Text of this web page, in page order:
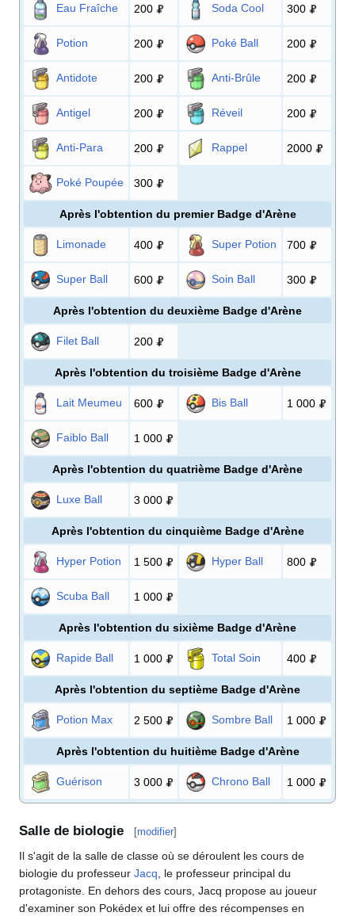
Eau Fraîche 200 Soda Cool 300
Potion 200 Poké Ball 200
Antidote 200 Anti-Brûle 200
Antigel 200 Réveil 200
Anti-Para 200 Rappel 2000
Poké Poupée 300
Après l'obtention du premier Badge d'Arène
Limonade 400 Super Potion 700
Super Ball 600 Soin Ball 300
Après l'obtention du deuxième Badge d'Arène
Filet Ball 200
Après l'obtention du troisième Badge d'Arène
Lait Meumeu 600 Bis Ball 1 000
Faiblo Ball 1 000
Après l'obtention du quatrième Badge d'Arène
Luxe Ball 3 000
Après l'obtention du cinquième Badge d'Arène
Hyper Potion 1 500 Hyper Ball 800
Scuba Ball 1 000
Après l'obtention du sixième Badge d'Arène
Rapide Ball 1 000 Total Soin 400
Après l'obtention du septième Badge d'Arène
Potion Max 2 500 Sombre Ball 1 000
Après l'obtention du huitième Badge d'Arène
Guérison 3 000 Chrono Ball 1 000
Salle de biologie [modifier]
Il s'agit de la salle de classe où se déroulent les cours de
biologie du professeur Jacq, le professeur principal du
protagoniste. En dehors des cours, Jacq propose au joueur
d'examiner son Pokédex et lui offre des récompenses en